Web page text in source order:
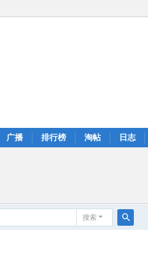
广播 排行榜 淘帖 日志
搜索